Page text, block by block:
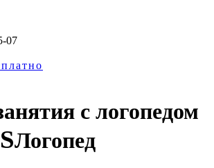
07
с логопедом
SЛогопед